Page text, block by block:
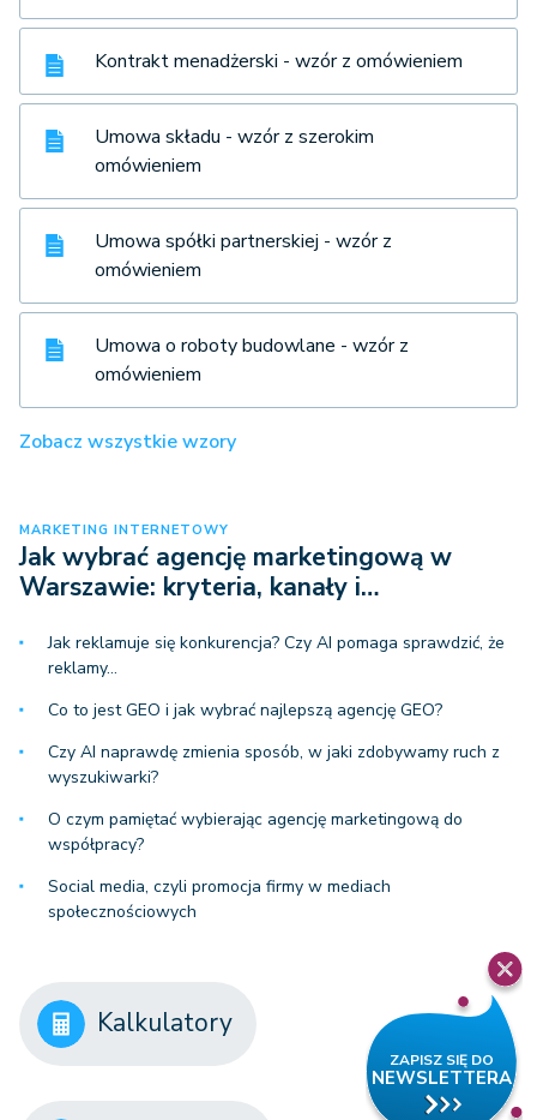
Kontrakt menadżerski - wzór z omówieniem
Umowa składu - wzór z szerokim
omówieniem
Umowa spółki partnerskiej - wzór z
omówieniem
Umowa o roboty budowlane - wzór z
omówieniem
Zobacz wszystkie wzory
MARKETING INTERNETOWY
Jak wybrać agencję marketingową w
Warszawie: kryteria, kanały i…
Jak reklamuje się konkurencja? Czy AI pomaga sprawdzić, że
reklamy…
Co to jest GEO i jak wybrać najlepszą agencję GEO?
Czy AI naprawdę zmienia sposób, w jaki zdobywamy ruch z
wyszukiwarki?
O czym pamiętać wybierając agencję marketingową do
współpracy?
Social media, czyli promocja firmy w mediach
społecznościowych
Kalkulatory